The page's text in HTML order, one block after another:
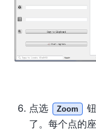
点选 Zoom
了。每个点的